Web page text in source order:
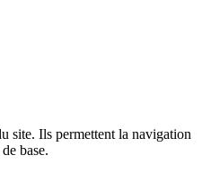
site. Ils permettent la navigation
base.